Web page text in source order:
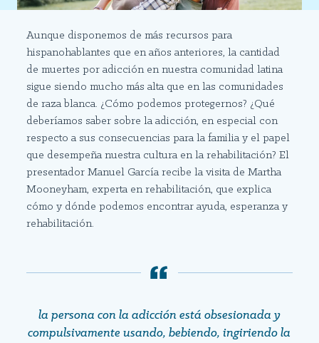
Aunque disponemos de más recursos para
hispanohablantes que en años anteriores, la cantidad
de muertes por adicción en nuestra comunidad latina
sigue siendo mucho más alta que en las comunidades
de raza blanca. ¿Cómo podemos protegernos? ¿Qué
deberíamos saber sobre la adicción, en especial con
respecto a sus consecuencias para la familia y el papel
que desempeña nuestra cultura en la rehabilitación? El
presentador Manuel García recibe la visita de Martha
Mooneyham, experta en rehabilitación, que explica
cómo y dónde podemos encontrar ayuda, esperanza y
rehabilitación.
la persona con la adicción está obsesionada y
compulsivamente usando, bebiendo, ingiriendo la